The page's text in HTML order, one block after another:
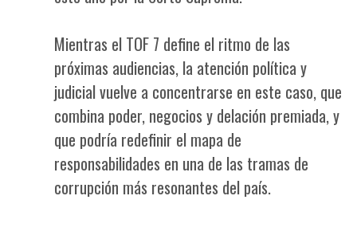
Mientras el TOF 7 define el ritmo de las
próximas audiencias, la atención política y
judicial vuelve a concentrarse en este caso, que
combina poder, negocios y delación premiada, y
que podría redefinir el mapa de
responsabilidades en una de las tramas de
corrupción más resonantes del país.